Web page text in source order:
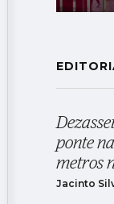
ponte
metros
Jacinto